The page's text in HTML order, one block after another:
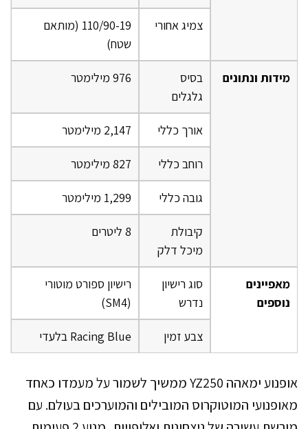
צמיג אחורי
110/90-19 (מותאם
שטח)
מידות ונתונים
בסיס
גלגלים
976 מילימטר
אורך כללי 2,147 מילימטר
רוחב כללי 827 מילימטר
גובה כללי 1,299 מילימטר
קיבולת
מיכל דלק
8 ליטרים
מאפיינים
נוספים
סוג רישיון
נדרש
רישיון ספורט מוטורי
(SM4)
צבע זמין Racing Blue בלעדי
אופנוע ימאהה YZ250 ממשיך לשמור על מעמדו כאחד
מאופנועי המוטוקרוס המובילים והמוערכים בעולם. עם